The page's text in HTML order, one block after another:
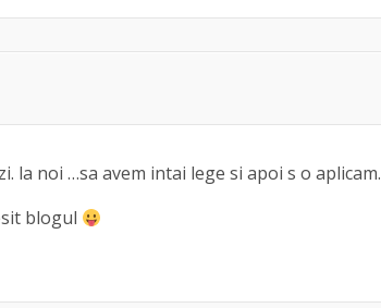
la noi …sa avem intai lege si apoi s o aplicam.
blogul